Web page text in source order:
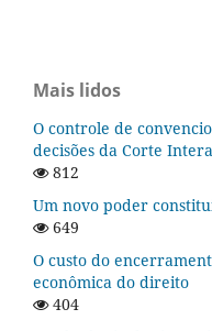
Mais lidos
O controle de
decisões da Corte
812
Um novo poder
649
O custo do
econômica do direito
404